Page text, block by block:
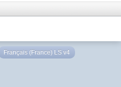
Français (France) LS v4